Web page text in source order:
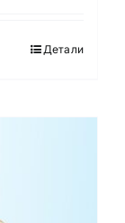
Детали